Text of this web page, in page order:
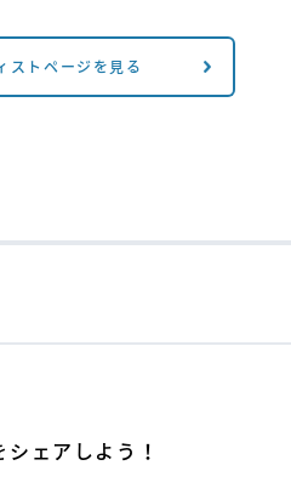
ストページを見る
ェアしよう！